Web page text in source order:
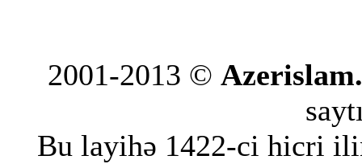
2001-2013 ©
Bu layihə 1422-ci hicri